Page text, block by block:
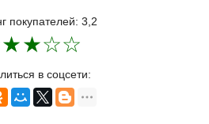
покупателей: 3,2
☆
☆
★
★
в соцсети: